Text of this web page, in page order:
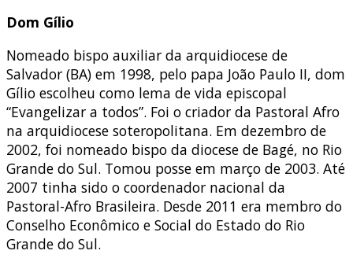
Dom Gílio
Nomeado bispo auxiliar da arquidiocese de
Salvador (BA) em 1998, pelo papa João Paulo II, dom
Gílio escolheu como lema de vida episcopal
“Evangelizar a todos”. Foi o criador da Pastoral Afro
na arquidiocese soteropolitana. Em dezembro de
2002, foi nomeado bispo da diocese de Bagé, no Rio
Grande do Sul. Tomou posse em março de 2003. Até
2007 tinha sido o coordenador nacional da
Pastoral-Afro Brasileira. Desde 2011 era membro do
Conselho Econômico e Social do Estado do Rio
Grande do Sul.